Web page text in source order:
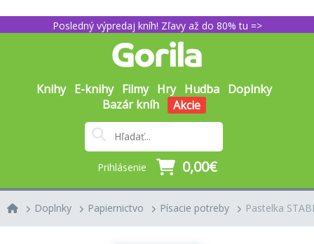
Posledný výpredaj kníh! Zľavy až do 80% tu =>
Knihy E-knihy Filmy Hry Hudba Doplnky
Bazár kníh
Akcie
Prihlásenie 0,00€
Doplnky Papiernictvo Písacie potreby Pastelka